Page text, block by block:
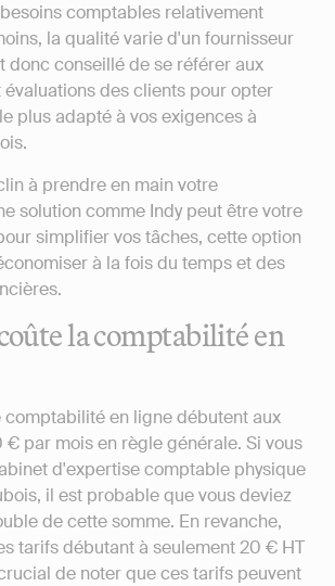
comptables relativement
la qualité varie d'un fournisseur
donc conseillé de se référer aux
des clients pour opter
plus adapté à vos exigences à
à prendre en main votre
solution comme Indy peut être votre
simplifier vos tâches, cette option
à la fois du temps et des
la comptabilité en
comptabilité en ligne débutent aux
par mois en règle générale. Si vous
d'expertise comptable physique
il est probable que vous deviez
de cette somme. En revanche,
tarifs débutant à seulement 20 € HT
de noter que ces tarifs peuvent